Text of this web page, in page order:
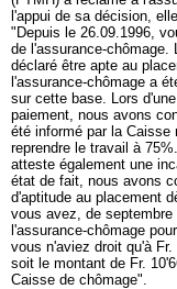
l'appui de sa décision,
"Depuis le 26.09.1996,
de l'assurance-chômage.
déclaré être apte au
l'assurance-chômage a
sur cette base. Lors
paiement, nous avons
été informé par la Caisse
reprendre le travail à
atteste également une
état de fait, nous avons
d'aptitude au placement
vous avez, de
l'assurance-chômage
vous n'aviez droit qu'à
soit le montant de Fr.
Caisse de chômage".